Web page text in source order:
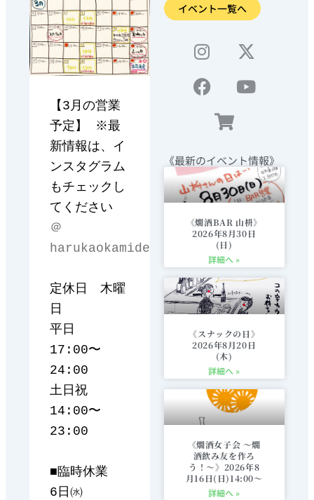
【3月の営業
予定】 ※最
新情報は、イ
ンスタグラム
もチェックし
てください
＠
harukaokamidesu
定休日　木曜
日
平日
17:00〜
24:00
土日祝
14:00〜
23:00
■臨時休業
6日㈬
イベント一覧へ
I
n
s
t
a
a
m
X
-
t
w
i
e
r
F
a
c
e
b
k
Y
o
u
t
u
S
i
n
g
-
c
a
r
t
《最新のイベント情報》
《燗酒BAR 山枡》
2026年8月30日
(日)
詳細へ »
《スナックの日》
2026年8月20日
(木)
詳細へ »
《燗酒女子会 〜燗
酒飲み友を作ろ
う！〜》2026年8
月16日(日)14:00〜
詳細へ »